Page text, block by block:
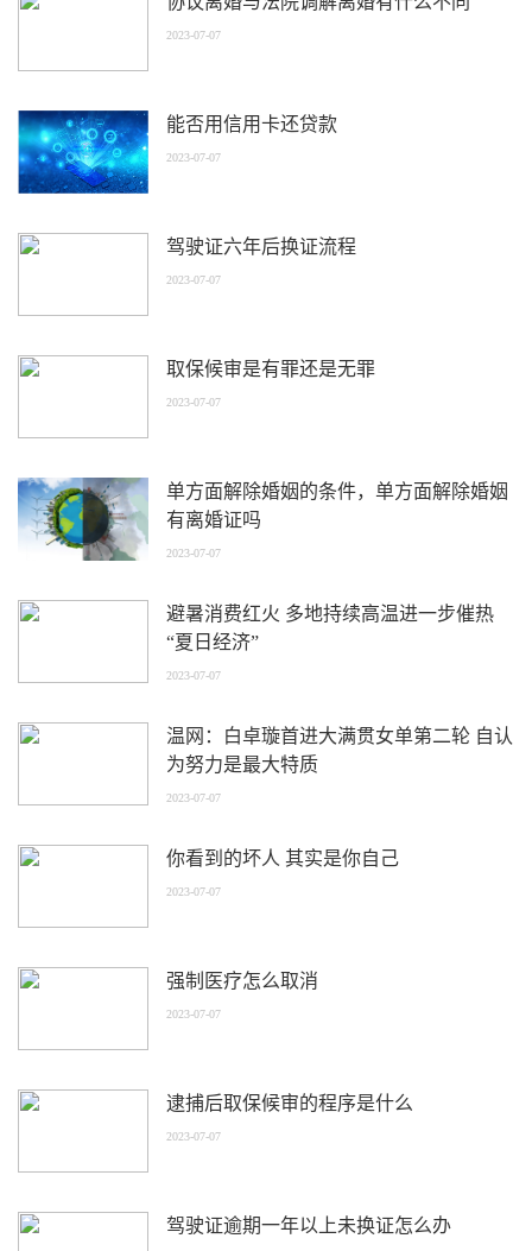
2023-07-07
能否用信用卡还贷款
2023-07-07
驾驶证六年后换证流程
2023-07-07
取保候审是有罪还是无罪
2023-07-07
单方面解除婚姻的条件，单方面解除婚姻
有离婚证吗
2023-07-07
避暑消费红火 多地持续高温进一步催热
“夏日经济”
2023-07-07
温网：白卓璇首进大满贯女单第二轮 自认
为努力是最大特质
2023-07-07
你看到的坏人 其实是你自己
2023-07-07
强制医疗怎么取消
2023-07-07
逮捕后取保候审的程序是什么
2023-07-07
驾驶证逾期一年以上未换证怎么办